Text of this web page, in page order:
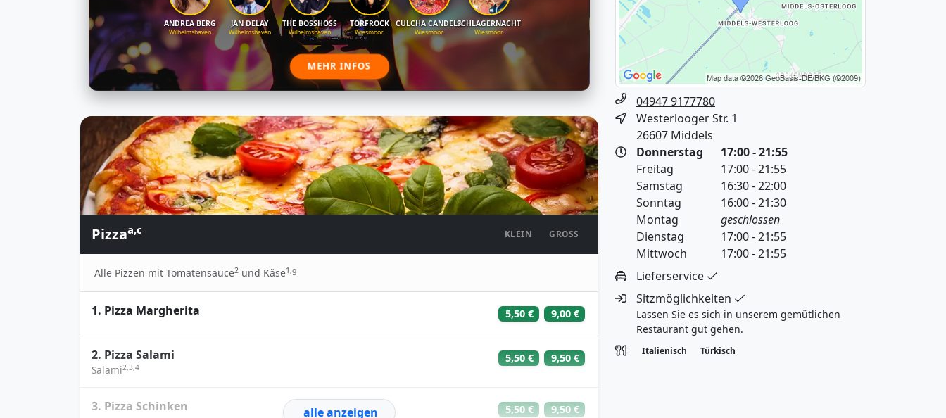
ANDREA BERG
Wilhelmshaven
JAN DELAY
Wilhelmshaven
THE BOSSHOSS
Wilhelmshaven
TORFROCK
Wiesmoor
CULCHA CANDELA
Wiesmoor
SCHLAGERNACHT
Wiesmoor
MEHR INFOS
Pizzaa,c KLEIN GROSS
Alle Pizzen mit Tomatensauce2 und Käse1,g
1. Pizza Margherita 5,50 € 9,00 €
2. Pizza Salami
Salami2,3,4
5,50 € 9,50 €
3. Pizza Schinken 5,50 € 9,50 €
alle anzeigen
04947 9177780
Westerlooger Str. 1
26607 Middels
Donnerstag
17:00 - 21:55
Freitag
17:00 - 21:55
Samstag
16:30 - 22:00
Sonntag
16:00 - 21:30
Montag
geschlossen
Dienstag
17:00 - 21:55
Mittwoch
17:00 - 21:55
Lieferservice
Sitzmöglichkeiten
Lassen Sie es sich in unserem gemütlichen
Restaurant gut gehen.
Italienisch Türkisch